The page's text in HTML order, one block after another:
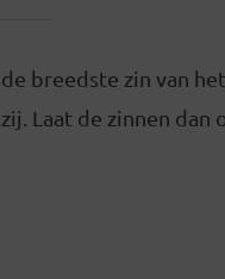
breedste zin van
Laat de zinnen dan